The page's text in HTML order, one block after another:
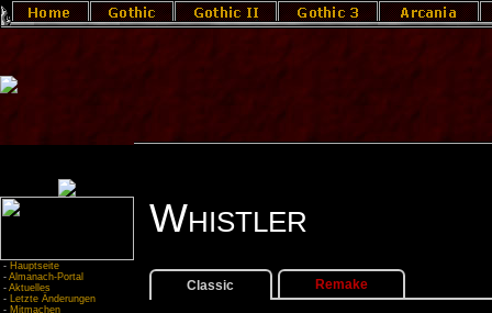
- Hauptseite
- Almanach-Portal
- Aktuelles
- Letzte Änderungen
- Mitmachen
Whistler
Classic Remake